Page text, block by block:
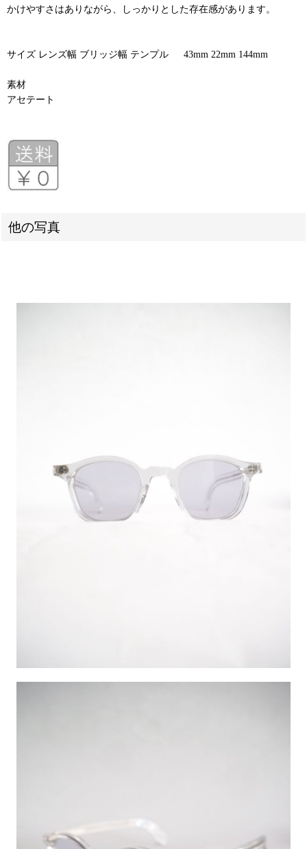
かけやすさはありながら、しっかりとした存在感があります。
サイズ レンズ幅 ブリッジ幅 テンプル 43mm 22mm 144mm
素材
アセテート
他の写真